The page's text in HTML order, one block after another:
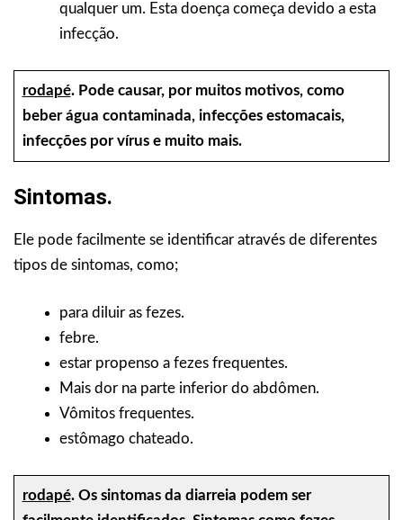
qualquer um. Esta doença começa devido a esta
infecção.
rodapé. Pode causar, por muitos motivos, como
beber água contaminada, infecções estomacais,
infecções por vírus e muito mais.
Sintomas.
Ele pode facilmente se identificar através de diferentes
tipos de sintomas, como;
para diluir as fezes.
febre.
estar propenso a fezes frequentes.
Mais dor na parte inferior do abdômen.
Vômitos frequentes.
estômago chateado.
rodapé. Os sintomas da diarreia podem ser